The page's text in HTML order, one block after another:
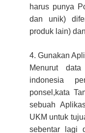
harus punya
dan unik)
produk lain)
4. Gunakan
Menurut
indonesia
ponsel,kata
sebuah
UKM untuk
sebentar lagi